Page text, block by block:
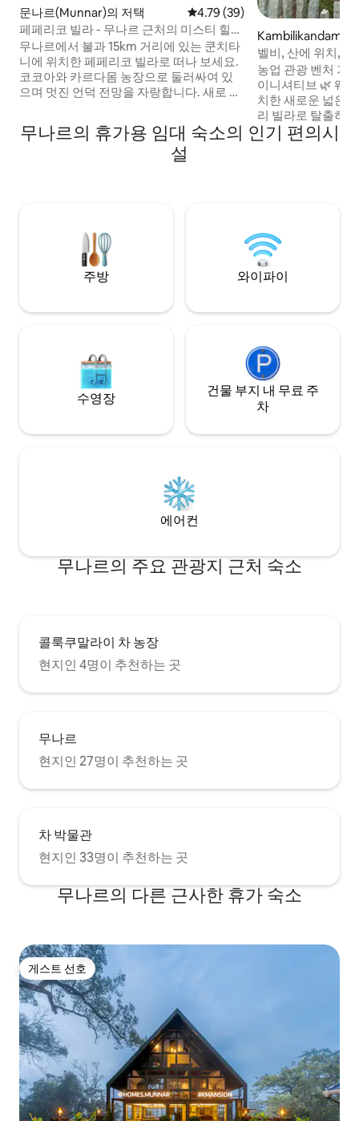
문나르(Munnar)의 저택 평점 4.79점(5점 만점), 후기 39
4.79 (39)
페페리코 빌라 - 무나르 근처의 미스티 힐스
리트리트
무나르에서 불과 15km 거리에 있는 쿤치타
니에 위치한 페페리코 빌라로 떠나 보세요.
코코아와 카르다몸 농장으로 둘러싸여 있
으며 멋진 언덕 전망을 자랑합니다. 새로 오
드로이드 TV, 경치 좋은 위층 침대를 갖추고
있으며, 최대 6명까지 수용할 수 있는 편안
한 침실 2개를 갖추고 있습니다. 저렴한 가
Kambilikandam의
숙소
벨비, 산에 위치,
농업 관광 벤처 기
이니셔티브 🌿 웨스턴 가츠의 중심부에 위
치한 새로운 넓은
리 빌라로 탈출하
로 둘러싸여 있고
한 이 고요한 휴양
무나르의 휴가용 임대 숙소의 인기 편의시
설
주방 와이파이
수영장
건물 부지 내 무료 주
차
에어컨
무나르의 주요 관광지 근처 숙소
콜룩쿠말라이 차 농장
현지인 4명이 추천하는 곳
무나르
현지인 27명이 추천하는 곳
차 박물관
현지인 33명이 추천하는 곳
무나르의 다른 근사한 휴가 숙소
게스트 선호
게스트 선호